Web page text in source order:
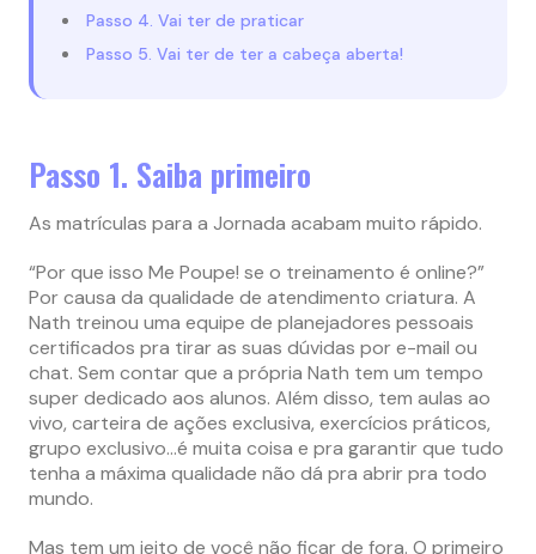
Passo 4. Vai ter de praticar
Passo 5. Vai ter de ter a cabeça aberta!
Passo 1. Saiba primeiro
As matrículas para a Jornada acabam muito rápido.
“Por que isso Me Poupe! se o treinamento é online?”
Por causa da qualidade de atendimento criatura. A
Nath treinou uma equipe de planejadores pessoais
certificados pra tirar as suas dúvidas por e-mail ou
chat. Sem contar que a própria Nath tem um tempo
super dedicado aos alunos. Além disso, tem aulas ao
vivo, carteira de ações exclusiva, exercícios práticos,
grupo exclusivo…é muita coisa e pra garantir que tudo
tenha a máxima qualidade não dá pra abrir pra todo
mundo.
Mas tem um jeito de você não ficar de fora. O primeiro